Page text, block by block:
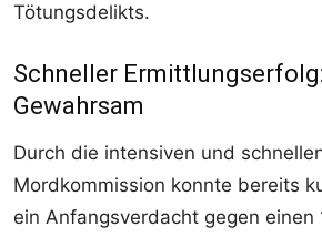
Tötungsdelikts.
Schneller
Gewahrsam
Durch die intensiven und
Mordkommission konnte bereits
ein Anfangsverdacht gegen einen